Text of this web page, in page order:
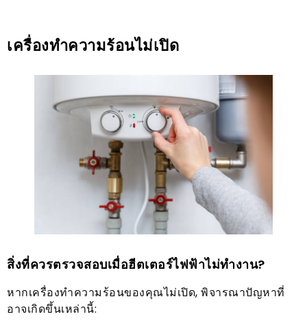
เครื่องทำความร้อนไม่เปิด
สิ่งที่ควรตรวจสอบเมื่อฮีตเตอร์ไฟฟ้าไม่ทำงาน?
หากเครื่องทำความร้อนของคุณไม่เปิด, พิจารณาปัญหาที่
อาจเกิดขึ้นเหล่านี้: